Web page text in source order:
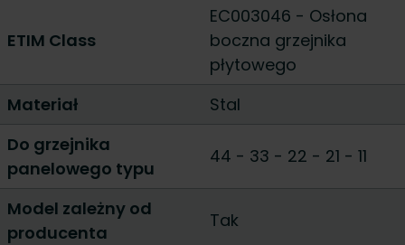
ETIM Class
EC003046 - Osłona
boczna grzejnika
płytowego
Materiał
Stal
Do grzejnika
panelowego typu
44 - 33 - 22 - 21 - 11
Model zależny od
producenta
Tak